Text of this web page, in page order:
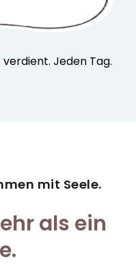
Jeden Tag.
mit Seele.
als ein